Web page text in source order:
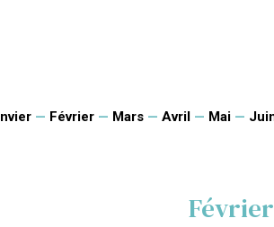
— Février— Mars— Avril— Mai—